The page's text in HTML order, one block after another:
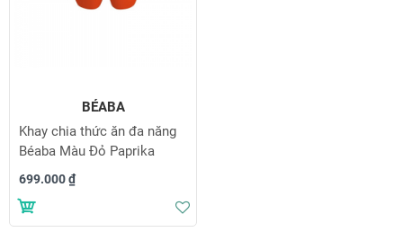
BÉABA
Khay chia thức ăn đa năng
Béaba Màu Đỏ Paprika
699.000 ₫
Thêm vào danh sách yêu thích